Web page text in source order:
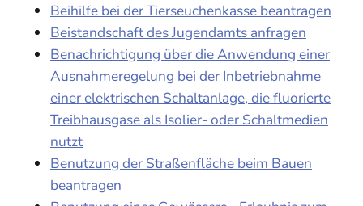
Beihilfe bei der Tierseuchenkasse beantragen
Beistandschaft des Jugendamts anfragen
Benachrichtigung über die Anwendung einer
Ausnahmeregelung bei der Inbetriebnahme
einer elektrischen Schaltanlage, die fluorierte
Treibhausgase als Isolier- oder Schaltmedien
nutzt
Benutzung der Straßenfläche beim Bauen
beantragen